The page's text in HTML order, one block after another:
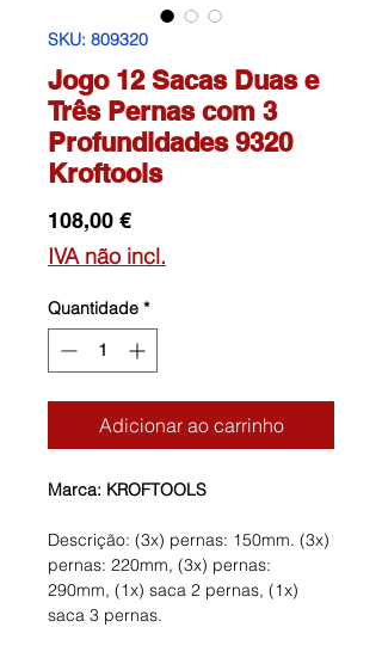
SKU: 809320
Jogo 12 Sacas Duas e
Três Pernas com 3
Profundidades 9320
Kroftools
108,00 €Preço
IVA não incl.
Quantidade *
Adicionar ao carrinho
Marca: KROFTOOLS
Descrição: (3x) pernas: 150mm. (3x)
pernas: 220mm, (3x) pernas:
290mm, (1x) saca 2 pernas, (1x)
saca 3 pernas.